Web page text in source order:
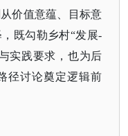
价值意蕴、目标意
既勾勒乡村“发展-
实践要求，也为后
径讨论奠定逻辑前